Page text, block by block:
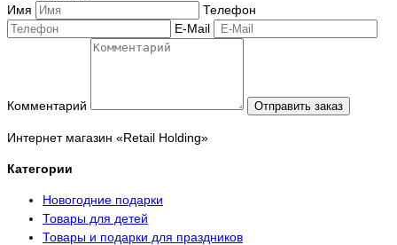
Имя
Телефон
E-Mail
Комментарий Отправить заказ
Интернет магазин «Retail Holding»
Категории
Новогодние подарки
Товары для детей
Товары и подарки для праздников